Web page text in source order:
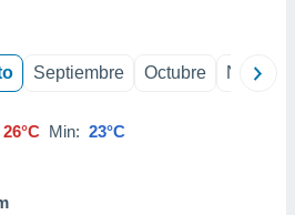
Septiembre Octubre
26°C Min: 23°C